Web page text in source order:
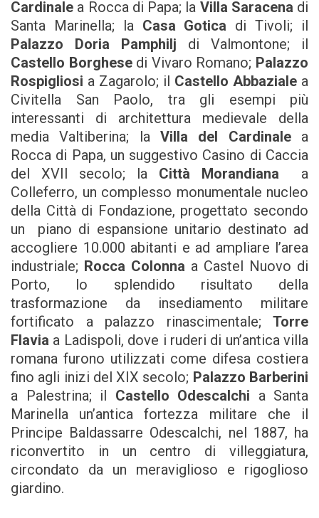
Cardinale a Rocca di Papa; la Villa Saracena di
Santa Marinella; la Casa Gotica di Tivoli; il
Palazzo Doria Pamphilj di Valmontone; il
Castello Borghesedi Vivaro Romano; Palazzo
Rospigliosi a Zagarolo; il Castello Abbaziale a
Civitella San Paolo, tra gli esempi più
interessanti di architettura medievale della
media Valtiberina; la Villa del Cardinale a
Rocca di Papa, un suggestivo Casino di Caccia
del XVII secolo; la Città Morandiana
a
Colleferro, un complesso monumentale nucleo
della Città di Fondazione, progettato secondo
un piano di espansione unitario destinato ad
accogliere 10.000 abitanti e ad ampliare l’area
industriale; Rocca Colonna a Castel Nuovo di
Porto, lo splendido risultato della
trasformazione da insediamento militare
fortificato a palazzo rinascimentale; Torre
Flavia a Ladispoli, dove i ruderi di un’antica villa
romana furono utilizzati come difesa costiera
fino agli inizi del XIX secolo; Palazzo Barberini
a Palestrina; il Castello Odescalchi a Santa
Marinella un’antica fortezza militare che il
Principe Baldassarre Odescalchi, nel 1887, ha
riconvertito in un centro di villeggiatura,
circondato da un meraviglioso e rigoglioso
giardino.